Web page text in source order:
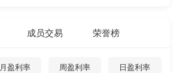
成员交易 荣誉榜
月盈利率 周盈利率 日盈利率